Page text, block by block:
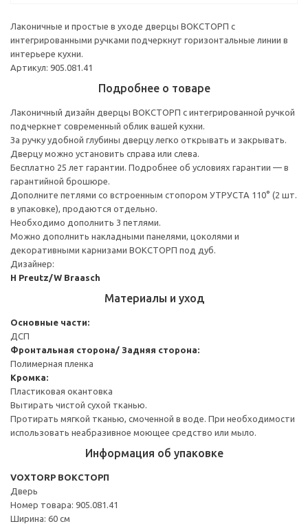
Лаконичные и простые в уходе дверцы ВОКСТОРП с
интегрированными ручками подчеркнут горизонтальные линии в
интерьере кухни.
Артикул: 905.081.41
Подробнее о товаре
Лаконичный дизайн дверцы ВОКСТОРП с интегрированной ручкой
подчеркнет современный облик вашей кухни.
За ручку удобной глубины дверцу легко открывать и закрывать.
Дверцу можно установить справа или слева.
Бесплатно 25 лет гарантии. Подробнее об условиях гарантии — в
гарантийной брошюре.
Дополните петлями со встроенным стопором УТРУСТА 110° (2 шт.
в упаковке), продаются отдельно.
Необходимо дополнить 3 петлями.
Можно дополнить накладными панелями, цоколями и
декоративными карнизами ВОКСТОРП под дуб.
Дизайнер:
H Preutz/W Braasch
Материалы и уход
Основные части:
ДСП
Фронтальная сторона/ Задняя сторона:
Полимерная пленка
Кромка:
Пластиковая окантовка
Вытирать чистой сухой тканью.
Протирать мягкой тканью, смоченной в воде. При необходимости
использовать неабразивное моющее средство или мыло.
Информация об упаковке
VOXTORP ВОКСТОРП
Дверь
Номер товара: 905.081.41
Ширина: 60 см